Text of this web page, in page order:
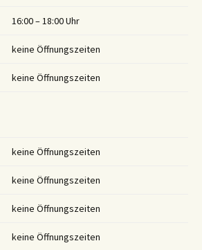
16:00 – 18:00 Uhr
keine Öffnungszeiten
keine Öffnungszeiten
keine Öffnungszeiten
keine Öffnungszeiten
keine Öffnungszeiten
keine Öffnungszeiten